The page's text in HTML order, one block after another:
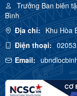
Trưởng Ban biên
Bình
Địa chỉ: Khu Hòa
Điện thoại:
Email: